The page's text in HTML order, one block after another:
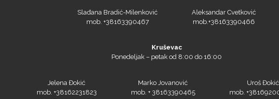
Slađana Bradić-Milenković
mob. +38163390467
Aleksandar Cvetković
mob.+38163390466
Kruševac
Ponedeljak – petak od 8:00 do 16:00
Jelena Đokić
mob. +38162231823
Marko Jovanović
mob. + 38163390465
Uroš Đokić
mob.